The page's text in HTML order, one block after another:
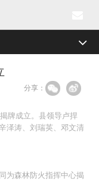
分享：
牌成立。县领导卢捍
泽涛、刘瑞英、邓文清
为森林防火指挥中心揭